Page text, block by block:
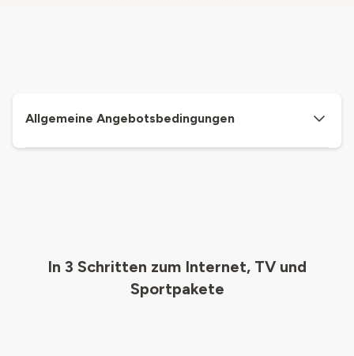
Allgemeine Angebotsbedingungen
In 3 Schritten zum Internet, TV und
Sportpakete